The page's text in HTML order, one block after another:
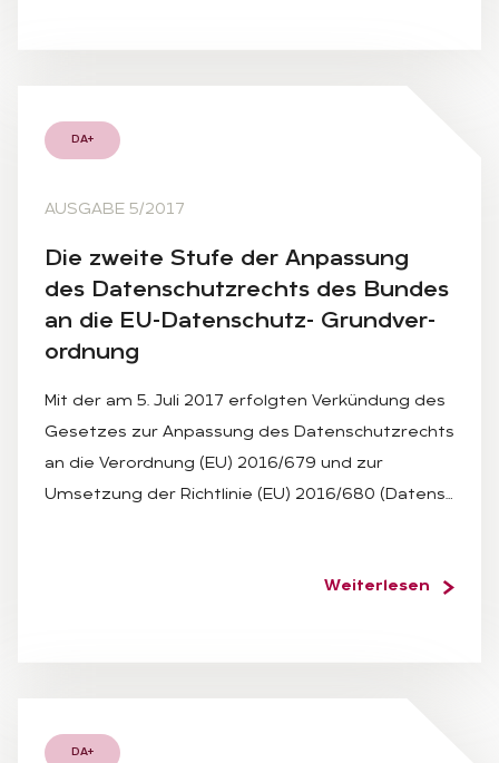
DA+
AUSGABE 5/2017
Die zwei­te Stu­fe der An­pas­sung
des Da­ten­schutz­rechts des Bun­des
an die EU-Da­ten­schutz- Grund­ver­
ord­nung
Mit der am 5. Juli 2017 erfolgten Verkündung des
Gesetzes zur Anpassung des Datenschutzrechts
an die Verordnung (EU) 2016/679 und zur
Umsetzung der Richtlinie (EU) 2016/680 (Datens…
Weiterlesen
DA+